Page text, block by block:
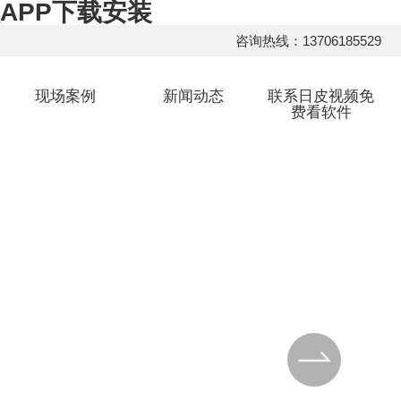
下载安装
咨询热线：13706185529
现场案例 新闻动态
联系日皮视频免
费看软件